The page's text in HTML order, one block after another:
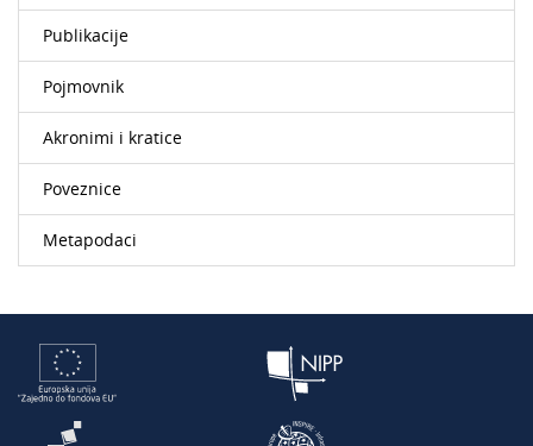
Publikacije
Pojmovnik
Akronimi i kratice
Poveznice
Metapodaci